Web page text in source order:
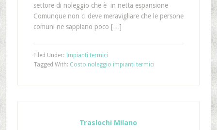
settore di noleggio che è in netta espansione
Comunque non ci deve meravigliare che le persone
comuni ne sappiano poco […]
Filed Under: Impianti termici
Tagged With: Costo noleggio impianti termici
Traslochi Milano